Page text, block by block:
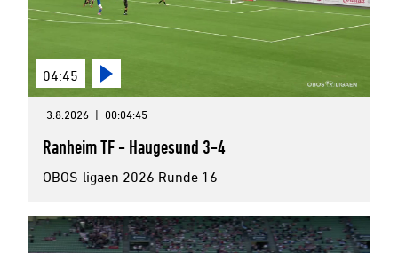
04:45
3.8.2026 | 00:04:45
Ranheim TF - Haugesund 3-4
OBOS-ligaen 2026 Runde 16